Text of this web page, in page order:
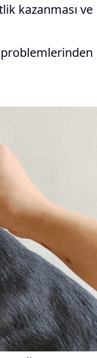
kazanması ve
problemlerinden